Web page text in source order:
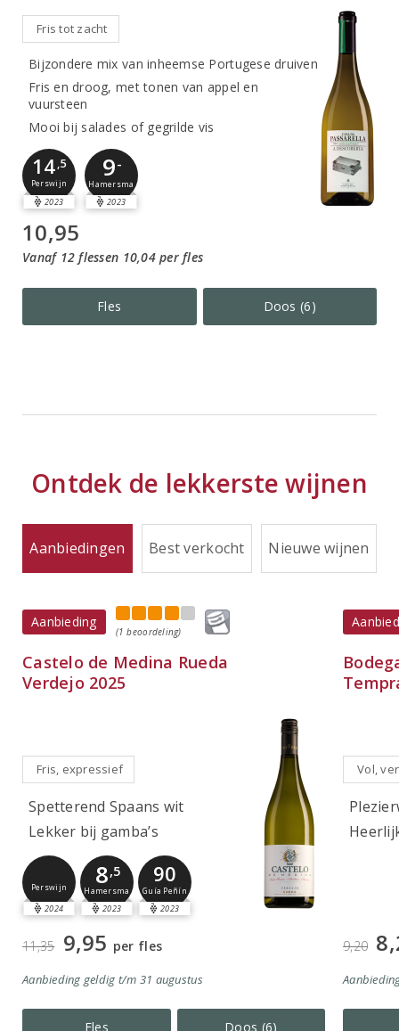
Fris tot zacht
Bijzondere mix van inheemse Portugese druiven
Fris en droog, met tonen van appel en
vuursteen
Mooi bij salades of gegrilde vis
14,5
Perswijn
2023
9-
Hamersma
2023
10,95
Vanaf 12 flessen 10,04 per fles
Fles Doos (6)
Ontdek de lekkerste wijnen
Aanbiedingen Best verkocht Nieuwe wijnen
Aanbieding
(1 beoordeling)
Castelo de Medina Rueda
Verdejo 2025
Fris, expressief
Spetterend Spaans wit
Lekker bij gamba’s
Perswijn
2024
8,5
Hamersma
2023
90
Guía Peñín
2023
11,35 9,95 per fles
Aanbieding geldig t/m 31 augustus
Fles Doos (6)
Vol,
9,20